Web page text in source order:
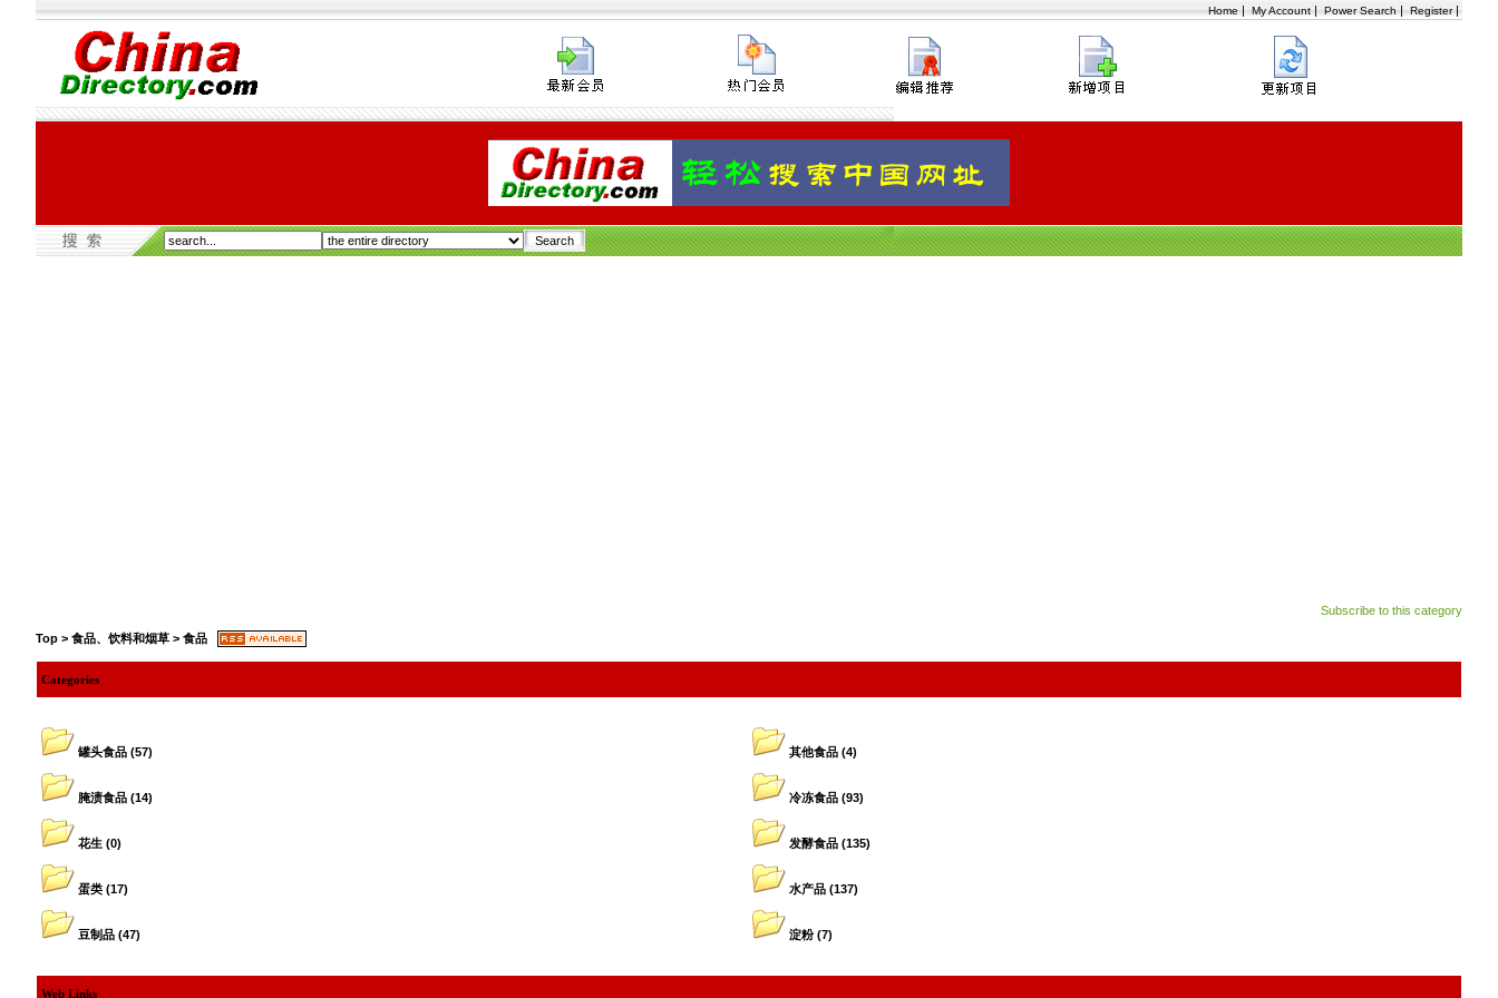
Home | My Account | Power Search | Register|
Subscribe to this category
Top > 食品、饮料和烟草 > 食品
Categories
罐头食品 (57)
腌渍食品 (14)
花生 (0)
蛋类 (17)
豆制品 (47)
其他食品 (4)
冷冻食品 (93)
发酵食品 (135)
水产品 (137)
淀粉 (7)
Web Links